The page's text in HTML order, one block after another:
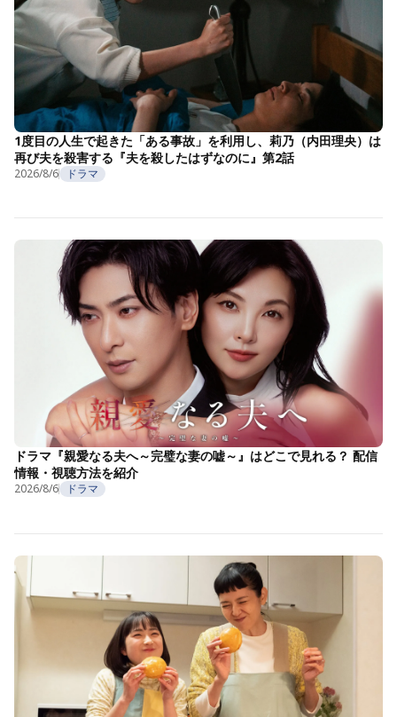
1度目の人生で起きた「ある事故」を利用し、莉乃（内田理央）は
再び夫を殺害する『夫を殺したはずなのに』第2話
2026/8/6 ドラマ
ドラマ『親愛なる夫へ～完璧な妻の嘘～』はどこで見れる？ 配信
情報・視聴方法を紹介
2026/8/6 ドラマ